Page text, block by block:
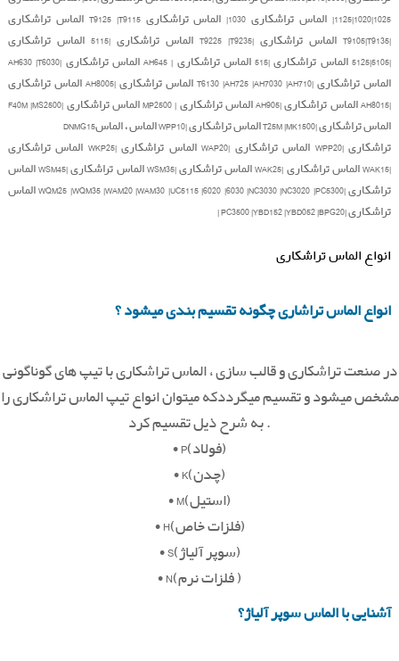
1025|1020|1125| الماس تراشکاری 1030| الماس تراشکاری T9125 |T9115 الماس تراشکاری
|T9105|T9135 الماس تراشکاری |T9225 |T9235 الماس تراشکاری |5115 الماس تراشکاری
|5105|5125 الماس تراشکاری |515 الماس تراشکاری | AH645 الماس تراشکاری |AH630 |T6030
الماس تراشکاری |T6130 |AH725 |AH7030 |AH710 الماس تراشکاری |AH8005 الماس تراشکاری
|AH8015 الماس تراشکاری |AH905 الماس تراشکاری | MP2500 الماس تراشکاری |F40M |MS2500
الماس تراشکاری |T25M |MK1500 الماس تراشکاری |WPP10 الماس ، الماسDNMG15
تراشکاری |WPP20 الماس تراشکاری |WAP20 الماس تراشکاری |WKP25 الماس تراشکاری
|WAK15 الماس تراشکاری |WAK25 الماس تراشکاری |WSM35 الماس تراشکاری |WSM45 الماس
تراشکاری |WQM25 |WQM35 |WAM20 |WAM30 |UC5115 |6020 |6030 |NC3030 |NC3020 |PC5300 الماس
تراشکاری |PC3500 |YBD152 |YBD052 |BPG20 |
انواع الماس تراشکاری
انواع الماس تراشاری چگونه تقسیم بندی میشود ؟
در صنعت تراشکاری و قالب سازی ، الماس تراشکاری با تیپ های گوناگونی
مشخص میشود و تقسیم میگرددکه میتوان انواع تیپ الماس تراشکاری را
به شرح ذیل تقسیم کرد .
• P(فولاد)
• K(چدن)
• M(استیل)
• H(فلزات خاص)
• S(سوپر آلیاژ)
• N(فلزات نرم )
آشنایی با الماس سوپر آلیاژ؟